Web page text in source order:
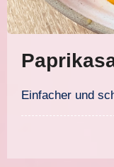
Einfacher und